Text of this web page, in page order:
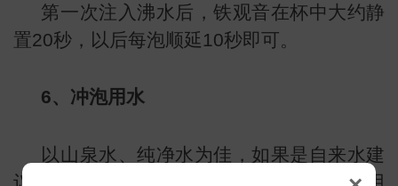
识
第一次注入沸水后，铁观音在杯中大约静
置20秒，以后每泡顺延10秒即可。
6、冲泡用水
以山泉水、纯净水为佳，如果是自来水建